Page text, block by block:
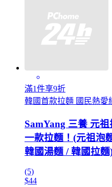
滿1件享9折
韓國首款拉麵 國民熱愛
SamYang 三養 元
一款拉麵！(元祖泡
韓國湯麵 / 韓國拉麵
(5)
$44